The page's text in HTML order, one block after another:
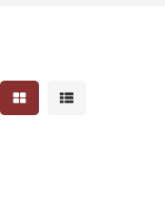
Mostrar resultados em
Mostrar